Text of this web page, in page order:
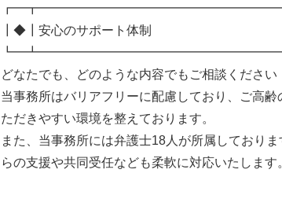
┃◆┃安心のサポート体制
どなたでも、どのような内容でもご相談ください
当事務所はバリアフリーに配慮しており、ご高
ただきやすい環境を整えております。
また、当事務所には弁護士18人が所属しており
らの支援や共同受任なども柔軟に対応いたします